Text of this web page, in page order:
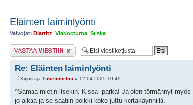
Eläinten laiminlyönti
Valvojat: Biarritz ViaNocturna Suska
Lähetä vastaus
Re: Eläinten laiminlyönti
Kirjoittaja Tiibetinhelmi » 12.04.2025 10:49
^Samaa mietin itsekin. Kissa- parka! Ja olen törmännyt
jo aikaa ja se saatiin poikki koko juttu kertakäynnillä.